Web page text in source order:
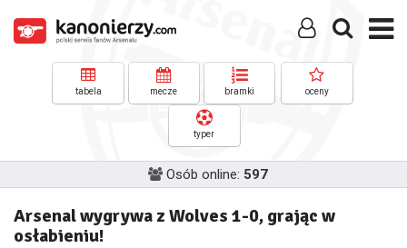
tabela mecze bramki oceny
typer
Osób online: 597
Arsenal wygrywa z Wolves 1-0, grając w
osłabieniu!